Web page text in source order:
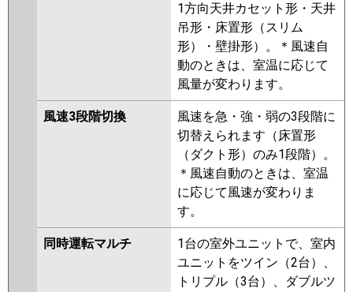
1方向天井カセット形・天井
吊形・床置形（スリム
形）・壁掛形）。＊風速自
動のときは、室温に応じて
風量が変わります。
風速3段階切換
風速を急・強・弱の3段階に
切替えられます（床置形
（ダクト形）のみ1段階）。
＊風速自動のときは、室温
に応じて風速が変わりま
す。
同時運転マルチ
1台の室外ユニットで、室内
ユニットをツイン（2台）、
トリプル（3台）、ダブルツ